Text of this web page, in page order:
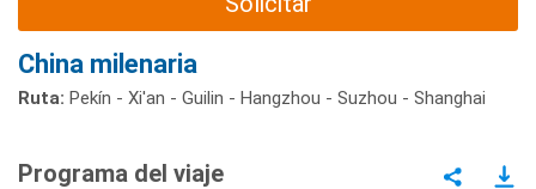
China milenaria
Ruta: Pekín - Xi'an - Guilin - Hangzhou - Suzhou - Shanghai
Programa del viaje